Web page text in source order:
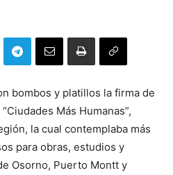
bombos y platillos la firma de
Más Humanas”,
la cual contemplaba más
para obras, estudios y
Osorno, Puerto Montt y